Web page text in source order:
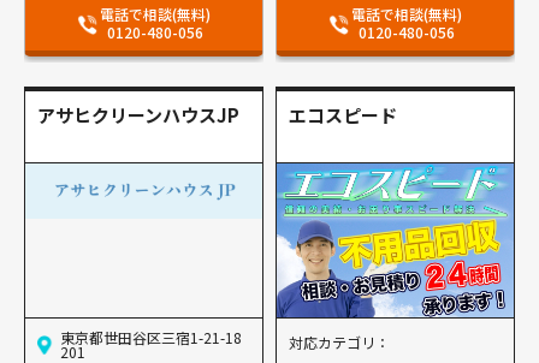
電話で相談(無料)
0120-480-056
電話で相談(無料)
0120-480-056
アサヒクリーンハウスJP
東京都世田谷区三宿1-21-18
201
エコスピード
対応カテゴリ：